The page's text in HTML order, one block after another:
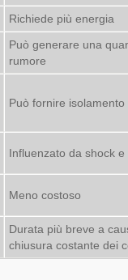
Richiede più energia
Può generare una
rumore
Può fornire isolamento
Influenzato da shock e
Meno costoso
Durata più breve a
chiusura costante dei